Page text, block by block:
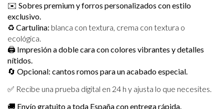
✉️ Sobres premium y forros personalizados con estilo
exclusivo.
♻️ Cartulina: blanca con textura, crema con textura o
ecológica.
🖨️ Impresión a doble cara con colores vibrantes y detalles
nítidos.
🔄 Opcional: cantos romos para un acabado especial.
✅ Recibe una prueba digital en 24 h y ajusta lo que necesites.
🚚 Envío gratuito a toda España con entrega rápida.